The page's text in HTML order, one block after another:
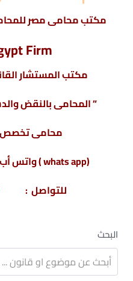
مكتب محامى مصر
Firm
مكتب المستشار
” المحامى بالنقض
محامى تخصص
(whats app ) واتس أب : 201220615243+
للتواصل : 201103004317+
البحث